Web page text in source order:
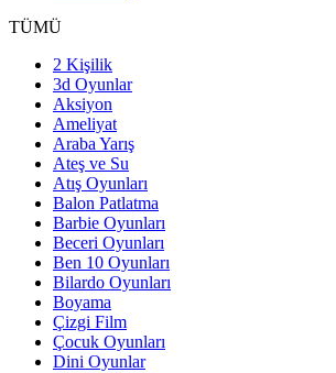
TÜMÜ
2 Kişilik
3d Oyunlar
Aksiyon
Ameliyat
Araba Yarış
Ateş ve Su
Atış Oyunları
Balon Patlatma
Barbie Oyunları
Beceri Oyunları
Ben 10 Oyunları
Bilardo Oyunları
Boyama
Çizgi Film
Çocuk Oyunları
Dini Oyunlar